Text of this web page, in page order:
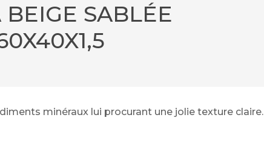
SABLÉE
minéraux lui procurant une jolie texture claire.